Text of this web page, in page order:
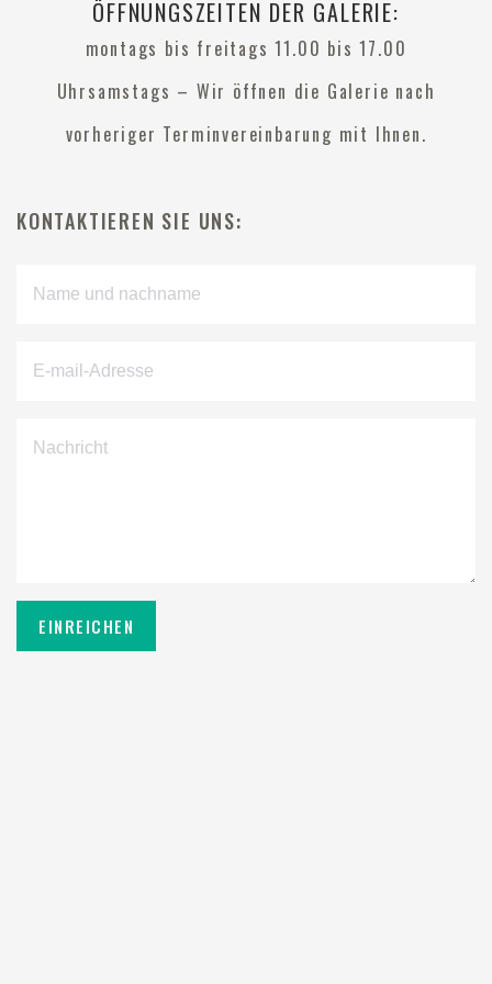
ÖFFNUNGSZEITEN DER GALERIE:
montags bis freitags 11.00 bis 17.00
Uhrsamstags – Wir öffnen die Galerie nach
vorheriger Terminvereinbarung mit Ihnen.
KONTAKTIEREN SIE UNS: